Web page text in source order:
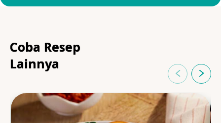
Coba Resep
Lainnya